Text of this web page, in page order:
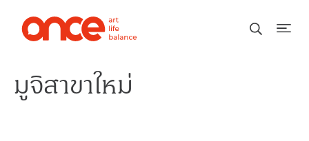
มูจิสาขาใหม่